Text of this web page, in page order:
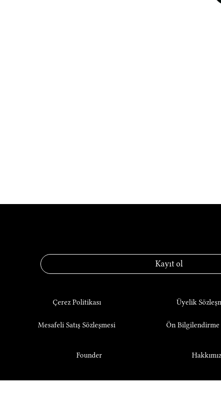
Kayıt ol
Çerez Politikası Üyelik
Mesafeli Satış Sözleşmesi Ön Bilgilendirme
Founder